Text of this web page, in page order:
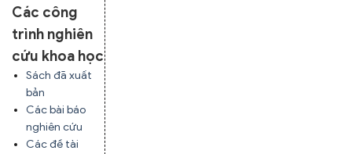
Các công
trình nghiên
cứu khoa học
Sách đã xuất
bản
Các bài báo
nghiên cứu
Các đề tài